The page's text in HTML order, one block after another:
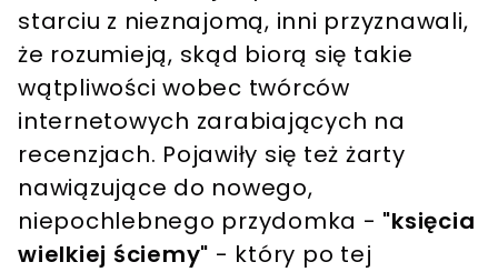
starciu z nieznajomą, inni przyznawali,
że rozumieją, skąd biorą się takie
wątpliwości wobec twórców
internetowych zarabiających na
recenzjach. Pojawiły się też żarty
nawiązujące do nowego,
niepochlebnego przydomka - "księcia
wielkiej ściemy" - który po tej